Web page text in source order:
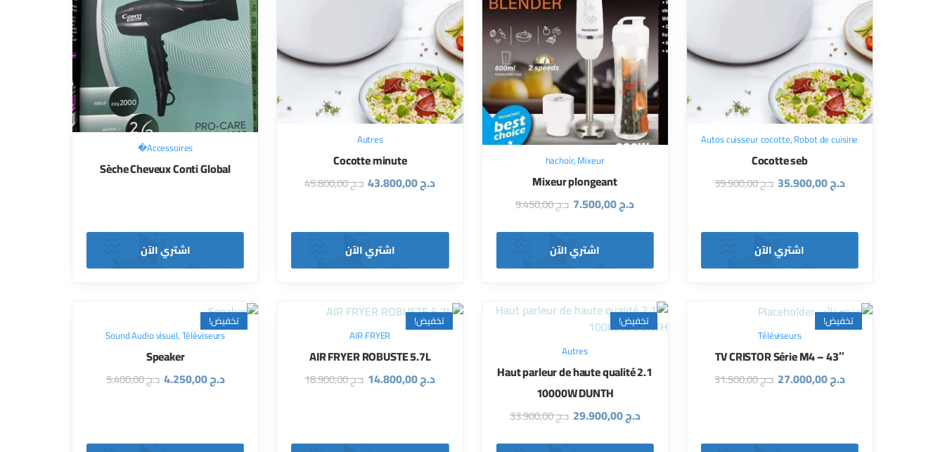
Autos cuisseur cocotte,Robot de cuisine
Cocotte seb
د.ج35.900,00 د.ج39.900,00
اشتري الآن
hachoir,Mixeur
Mixeur plongeant
د.ج7.500,00 د.ج9.450,00
اشتري الآن
Autres
Cocotte minute
د.ج43.800,00 د.ج45.800,00
اشتري الآن
Accessoires�
Sèche Cheveux Conti Global
اشتري الآن
تخفيض!
Téléviseurs
TV CRISTOR Série M4 – 43″
د.ج27.000,00 د.ج31.500,00
تخفيض!
Autres
Haut parleur de haute qualité 2.1
10000W DUNTH
د.ج29.900,00 د.ج33.900,00
تخفيض!
AIR FRYER
AIR FRYER ROBUSTE 5.7L
د.ج14.800,00 د.ج18.900,00
تخفيض!
Sound Audio visuel,Téléviseurs
Speaker
د.ج4.250,00 د.ج5.400,00